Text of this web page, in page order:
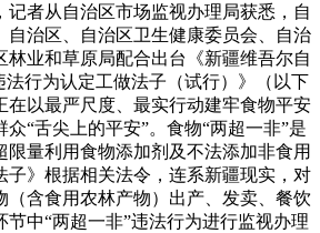
者从自治区市场监视办理局获悉，自
自治区、自治区卫生健康委员会、自治
林业和草原局配合出台《新疆维吾尔自
法行为认定工做法子（试行）》（以下
在以最严尺度、最实行动建牢食物平安
“舌尖上的平安”。食物“两超一非”是
限量利用食物添加剂及不法添加非食用
子》根据相关法令，连系新疆现实，对
（含食用农林产物）出产、发卖、餐饮
节中“两超一非”违法行为进行监视办理